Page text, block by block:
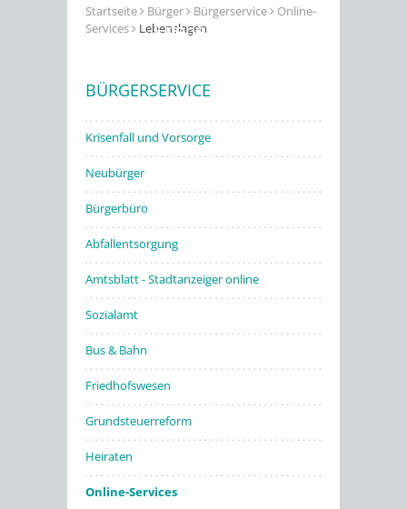
Erleben
Startseite Bürger Bürgerservice
Online-
Services
Lebenslagen
BÜRGERSERVICE
Krisenfall und Vorsorge
Neubürger
Bürgerbüro
Abfallentsorgung
Amtsblatt - Stadtanzeiger online
Sozialamt
Bus & Bahn
Friedhofswesen
Grundsteuerreform
Heiraten
Online-Services